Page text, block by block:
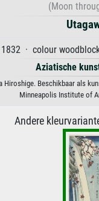
(Moon
1832 · colour
Aziatische
Hiroshige. Beschikbaar als
Minneapolis Institute of
Andere